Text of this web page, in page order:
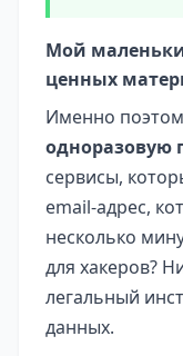
Мой
ценных
Именно
одноразовую
сервисы,
email-адрес,
несколько
для хакеров?
легальный
данных.